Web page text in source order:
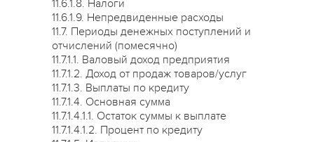
11.6.1.8. Налоги
11.6.1.9. Непредвиденные расходы
11.7. Периоды денежных поступлений и
отчислений (помесячно)
11.7.1.1. Валовый доход предприятия
11.7.1.2. Доход от продаж товаров/услуг
11.7.1.3. Выплаты по кредиту
11.7.1.4. Основная сумма
11.7.1.4.1.1. Остаток суммы к выплате
11.7.1.4.1.2. Процент по кредиту